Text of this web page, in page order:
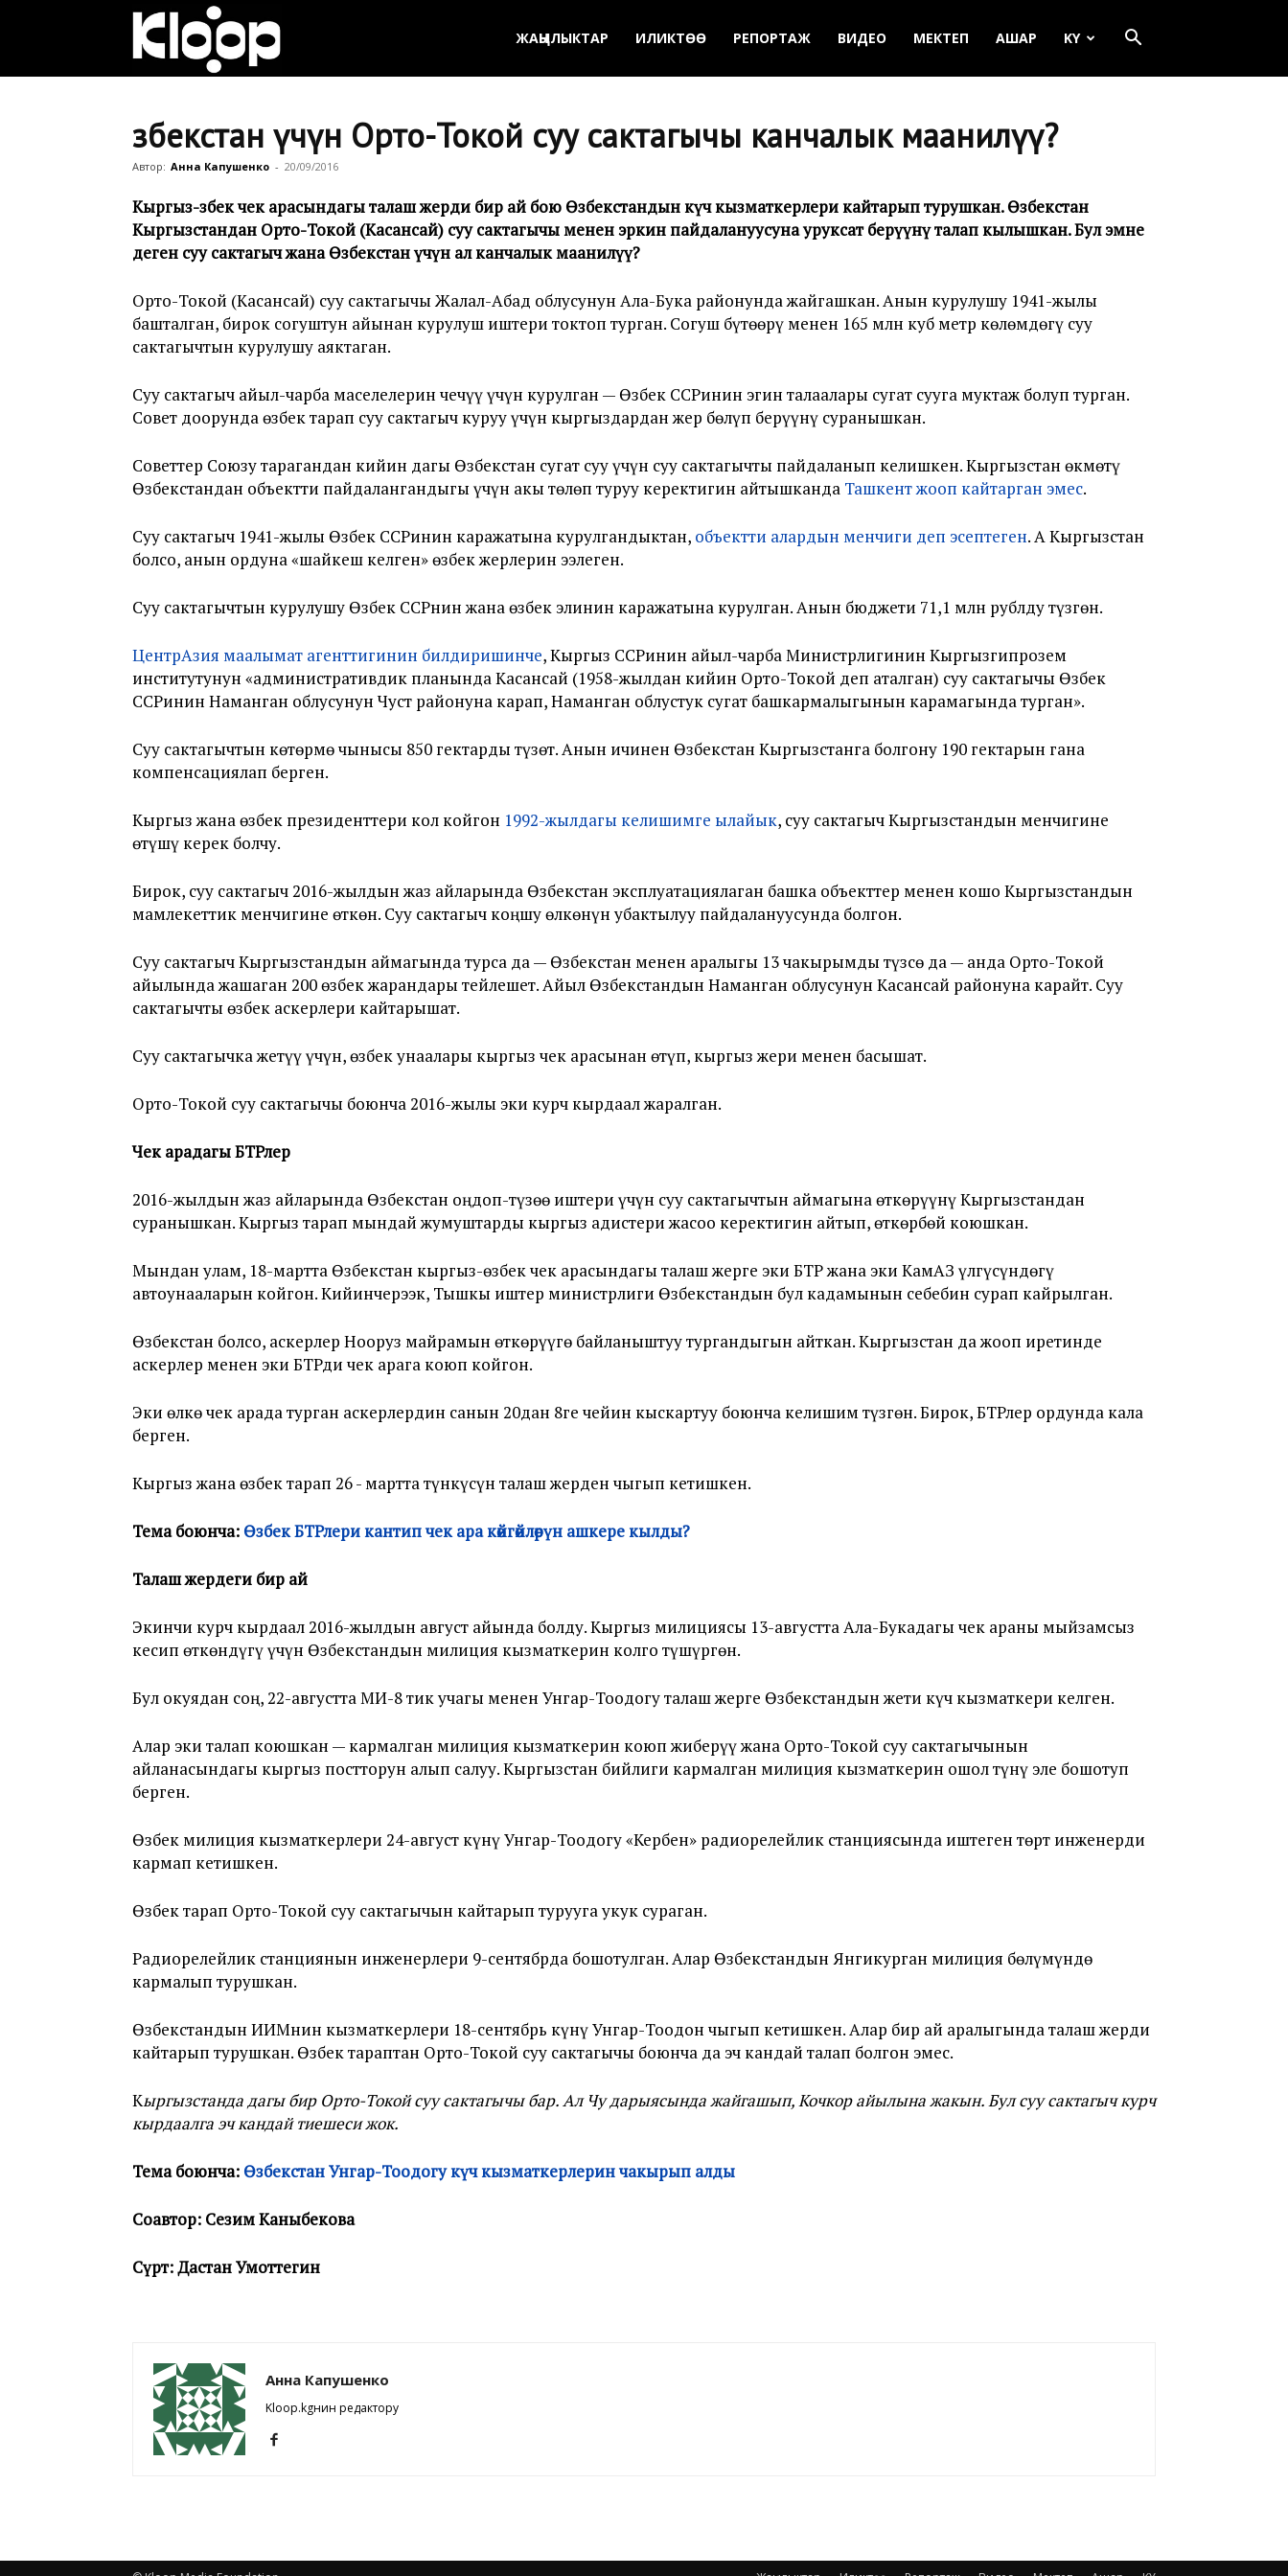
жаңылыктары
ЖАҢЫЛЫКТАР ИЛИКТӨӨ РЕПОРТАЖ ВИДЕО МЕКТЕП АШАР KY
Өзбекстан үчүн Орто-Токой суу сактагычы канчалык маанилүү?
Автор: Анна Капушенко - 20/09/2016
Кыргыз-өзбек чек арасындагы талаш жерди бир ай бою Өзбекстандын күч кызматкерлери кайтарып турушкан. Өзбекстан
Кыргызстандан Орто-Токой (Касансай) суу сактагычы менен эркин пайдалануусуна уруксат берүүнү талап кылышкан. Бул эмне
деген суу сактагыч жана Өзбекстан үчүн ал канчалык маанилүү?
Орто-Токой (Касансай) суу сактагычы Жалал-Абад облусунун Ала-Бука районунда жайгашкан. Анын курулушу 1941-жылы
башталган, бирок согуштун айынан курулуш иштери токтоп турган. Согуш бүтөөрү менен 165 млн куб метр көлөмдөгү суу
сактагычтын курулушу аяктаган.
Суу сактагыч айыл-чарба маселелерин чечүү үчүн курулган — Өзбек ССРинин эгин талаалары сугат сууга муктаж болуп турган.
Совет доорунда өзбек тарап суу сактагыч куруу үчүн кыргыздардан жер бөлүп берүүнү суранышкан.
Советтер Союзу тарагандан кийин дагы Өзбекстан сугат суу үчүн суу сактагычты пайдаланып келишкен. Кыргызстан өкмөтү
Өзбекстандан объектти пайдалангандыгы үчүн акы төлөп туруу керектигин айтышканда Ташкент жооп кайтарган эмес.
Суу сактагыч 1941-жылы Өзбек ССРинин каражатына курулгандыктан, объектти алардын менчиги деп эсептеген. А Кыргызстан
болсо, анын ордуна «шайкеш келген» өзбек жерлерин ээлеген.
Суу сактагычтын курулушу Өзбек ССРнин жана өзбек элинин каражатына курулган. Анын бюджети 71,1 млн рублду түзгөн.
ЦентрАзия маалымат агенттигинин билдиришинче, Кыргыз ССРинин айыл-чарба Министрлигинин Кыргызгипрозем
институтунун «административдик планында Касансай (1958-жылдан кийин Орто-Токой деп аталган) суу сактагычы Өзбек
ССРинин Наманган облусунун Чуст районуна карап, Наманган облустук сугат башкармалыгынын карамагында турган».
Суу сактагычтын көтөрмө чынысы 850 гектарды түзөт. Анын ичинен Өзбекстан Кыргызстанга болгону 190 гектарын гана
компенсациялап берген.
Кыргыз жана өзбек президенттери кол койгон 1992-жылдагы келишимге ылайык, суу сактагыч Кыргызстандын менчигине
өтүшү керек болчу.
Бирок, суу сактагыч 2016-жылдын жаз айларында Өзбекстан эксплуатациялаган башка объекттер менен кошо Кыргызстандын
мамлекеттик менчигине өткөн. Суу сактагыч коңшу өлкөнүн убактылуу пайдалануусунда болгон.
Суу сактагыч Кыргызстандын аймагында турса да — Өзбекстан менен аралыгы 13 чакырымды түзсө да — анда Орто-Токой
айылында жашаган 200 өзбек жарандары тейлешет. Айыл Өзбекстандын Наманган облусунун Касансай районуна карайт. Суу
сактагычты өзбек аскерлери кайтарышат.
Суу сактагычка жетүү үчүн, өзбек унаалары кыргыз чек арасынан өтүп, кыргыз жери менен басышат.
Орто-Токой суу сактагычы боюнча 2016-жылы эки курч кырдаал жаралган.
Чек арадагы БТРлер
2016-жылдын жаз айларында Өзбекстан оңдоп-түзөө иштери үчүн суу сактагычтын аймагына өткөрүүнү Кыргызстандан
суранышкан. Кыргыз тарап мындай жумуштарды кыргыз адистери жасоо керектигин айтып, өткөрбөй коюшкан.
Мындан улам, 18-мартта Өзбекстан кыргыз-өзбек чек арасындагы талаш жерге эки БТР жана эки КамАЗ үлгүсүндөгү
автоунааларын койгон. Кийинчерээк, Тышкы иштер министрлиги Өзбекстандын бул кадамынын себебин сурап кайрылган.
Өзбекстан болсо, аскерлер Нооруз майрамын өткөрүүгө байланыштуу тургандыгын айткан. Кыргызстан да жооп иретинде
аскерлер менен эки БТРди чек арага коюп койгон.
Эки өлкө чек арада турган аскерлердин санын 20дан 8ге чейин кыскартуу боюнча келишим түзгөн. Бирок, БТРлер ордунда кала
берген.
Кыргыз жана өзбек тарап 26 - мартта түнкүсүн талаш жерден чыгып кетишкен.
Тема боюнча: Өзбек БТРлери кантип чек ара көйгөйлөрүн ашкере кылды?
Талаш жердеги бир ай
Экинчи курч кырдаал 2016-жылдын август айында болду. Кыргыз милициясы 13-августта Ала-Букадагы чек араны мыйзамсыз
кесип өткөндүгү үчүн Өзбекстандын милиция кызматкерин колго түшүргөн.
Бул окуядан соң, 22-августта МИ-8 тик учагы менен Унгар-Тоодогу талаш жерге Өзбекстандын жети күч кызматкери келген.
Алар эки талап коюшкан — кармалган милиция кызматкерин коюп жиберүү жана Орто-Токой суу сактагычынын
айланасындагы кыргыз постторун алып салуу. Кыргызстан бийлиги кармалган милиция кызматкерин ошол түнү эле бошотуп
берген.
Өзбек милиция кызматкерлери 24-август күнү Унгар-Тоодогу «Кербен» радиорелейлик станциясында иштеген төрт инженерди
кармап кетишкен.
Өзбек тарап Орто-Токой суу сактагычын кайтарып турууга укук сураган.
Радиорелейлик станциянын инженерлери 9-сентябрда бошотулган. Алар Өзбекстандын Янгикурган милиция бөлүмүндө
кармалып турушкан.
Өзбекстандын ИИМнин кызматкерлери 18-сентябрь күнү Унгар-Тоодон чыгып кетишкен. Алар бир ай аралыгында талаш жерди
кайтарып турушкан. Өзбек тараптан Орто-Токой суу сактагычы боюнча да эч кандай талап болгон эмес.
Кыргызстанда дагы бир Орто-Токой суу сактагычы бар. Ал Чу дарыясында жайгашып, Кочкор айылына жакын. Бул суу сактагыч курч
кырдаалга эч кандай тиешеси жок.
Тема боюнча: Өзбекстан Унгар-Тоодогу күч кызматкерлерин чакырып алды
Соавтор: Сезим Каныбекова
Сүрөт: Дастан Умоттегин
Анна Капушенко
Kloop.kgнин редактору